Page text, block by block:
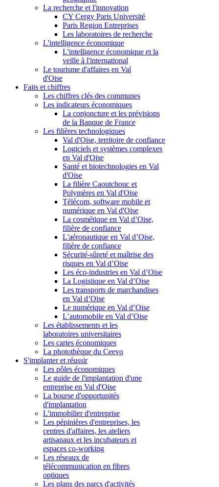
La recherche et l'innovation
CY Cergy Paris Université
Paris Region Entreprises
Les laboratoires de recherche
L'intelligence économique
L'intelligence économique et la
veille à l'international
Le tourisme d'affaires en Val
d'Oise
Faits et chiffres
Les chiffres clés des communes
Les indicateurs économiques
La conjoncture et les prévisions
de la Banque de France
Les filières technologiques
Val d'Oise, territoire de confiance
Logiciels et systèmes complexes
en Val d'Oise
Santé et biotechnologies en Val
d'Oise
La filière Caoutchouc et
Polymères en Val d'Oise
Télécom, software mobile et
numérique en Val d'Oise
La cosmétique en Val d’Oise,
filière de confiance
L'aéronautique en Val d’Oise,
filière de confiance
Sécurité-sûreté et maîtrise des
risques en Val d’Oise
Les éco-industries en Val d’Oise
La Logistique en Val d’Oise
Les transports de marchandises
en Val d’Oise
Le numérique en Val d’Oise
L’automobile en Val d’Oise
Les établissements et les
laboratoires universitaires
Les cartes économiques
La photothèque du Ceevo
S'implanter et réussir
Les pôles économiques
Le guide de l'implantation d'une
entreprise en Val d'Oise
La bourse d'opportunités
d'implantation
L'immobilier d'entreprise
Les pépinières d'entreprises, les
centres d'affaires, les ateliers
artisanaux et les incubateurs et
espaces co-working
Les réseaux de
télécommunication en fibres
optiques
Les plans des parcs d'activités